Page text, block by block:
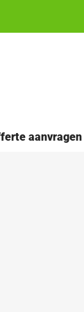
aanvragen